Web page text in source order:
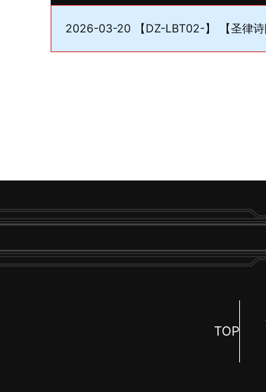
2026-03-20 【DZ-LBT02-】 【圣律
TOP